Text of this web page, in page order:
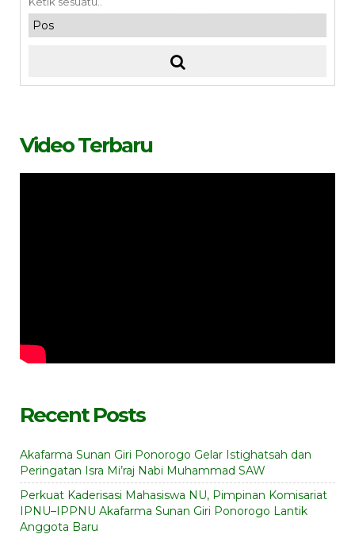
Video Terbaru
Recent Posts
Akafarma Sunan Giri Ponorogo Gelar Istighatsah dan
Peringatan Isra Mi’raj Nabi Muhammad SAW
Perkuat Kaderisasi Mahasiswa NU, Pimpinan Komisariat
IPNU–IPPNU Akafarma Sunan Giri Ponorogo Lantik
Anggota Baru